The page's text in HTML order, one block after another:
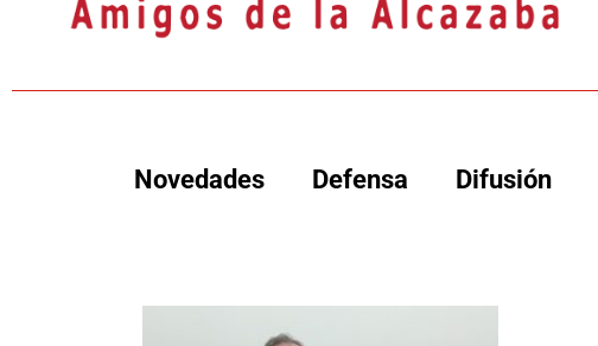
Novedades Defensa Difusión